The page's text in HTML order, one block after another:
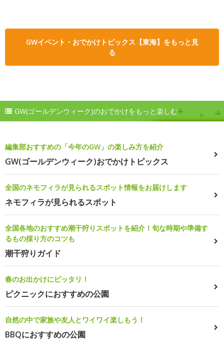
GWイベント・おでかけトピックス【東海】をもっと見
る
GW(ゴールデンウィーク)のおでかけをもっと楽しむ
編集部おすすめの「今年のGW」の楽しみ方を紹介
GW(ゴールデンウィーク)おでかけトピックス
全国のネモフィラが見られるスポット情報をお届けします
ネモフィラが見られるスポット
全国各地のおすすめ潮干狩りスポットを紹介！旬な時期や準備す
るもの採り方のコツも
潮干狩りガイド
春のお出かけにピッタリ！
ピクニックにおすすめの公園
自然の中で家族や友人とワイワイ楽しもう！
BBQにおすすめの公園